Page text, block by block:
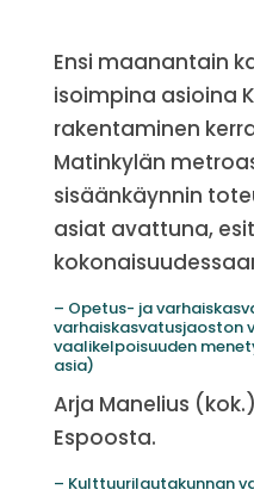
Ensi maanantain
isoimpina asioina
rakentaminen
Matinkylän
sisäänkäynnin
asiat avattuna,
– Opetus- ja
varhaiskasvatusjaoston
vaalikelpoisuuden
asia)
Arja Manelius
Espoosta.
– Kulttuurilautakunnan